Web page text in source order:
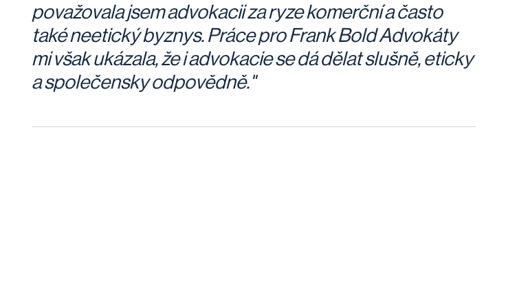
považovala jsem advokacii za ryze komerční a často
také neetický byznys. Práce pro Frank Bold Advokáty
mi však ukázala, že i advokacie se dá dělat slušně, eticky
a společensky odpovědně."